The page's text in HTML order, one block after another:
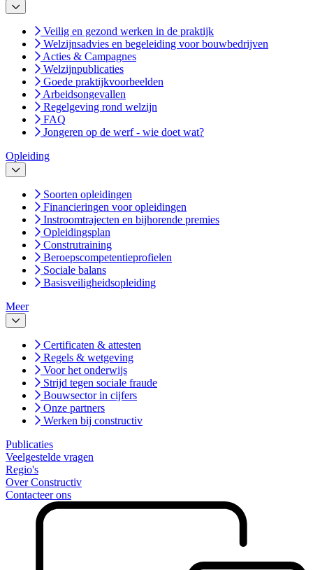
Veilig en gezond werken in de praktijk
Welzijnsadvies en begeleiding voor bouwbedrijven
Acties & Campagnes
Welzijnpublicaties
Goede praktijkvoorbeelden
Arbeidsongevallen
Regelgeving rond welzijn
FAQ
Jongeren op de werf - wie doet wat?
Opleiding
Soorten opleidingen
Financieringen voor opleidingen
Instroomtrajecten en bijhorende premies
Opleidingsplan
Construtraining
Beroepscompetentieprofielen
Sociale balans
Basisveiligheidsopleiding
Meer
Certificaten & attesten
Regels & wetgeving
Voor het onderwijs
Strijd tegen sociale fraude
Bouwsector in cijfers
Onze partners
Werken bij constructiv
Publicaties
Veelgestelde vragen
Regio's
Over Constructiv
Contacteer ons